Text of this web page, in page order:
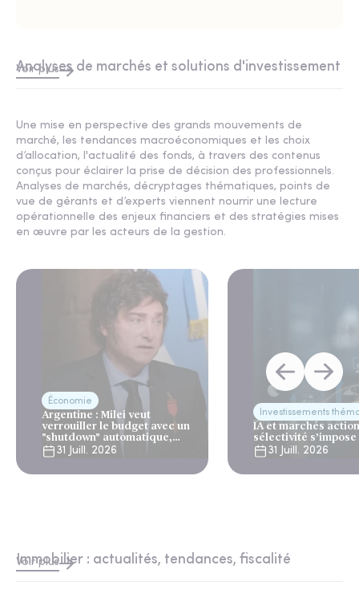
Analyses de marchés et solutions d'investissement
Voir plus
Une mise en perspective des grands mouvements de
marché, les tendances macroéconomiques et les choix
d’allocation, l'actualité des fonds, à travers des contenus
conçus pour éclairer la prise de décision des professionnels.
Analyses de marchés, décryptages thématiques, points de
vue de gérants et d’experts viennent nourrir une lecture
opérationnelle des enjeux financiers et des stratégies mises
en œuvre par les acteurs de la gestion.
Économie
Argentine : Milei veut
verrouiller le budget avec un
"shutdown" automatique,
sous le regard bienveillant
du FMI
31 Juill. 2026
Investissements
IA et marchés
sélectivité s’impose
31 Juill. 2026
Immobilier : actualités, tendances, fiscalité
Voir plus